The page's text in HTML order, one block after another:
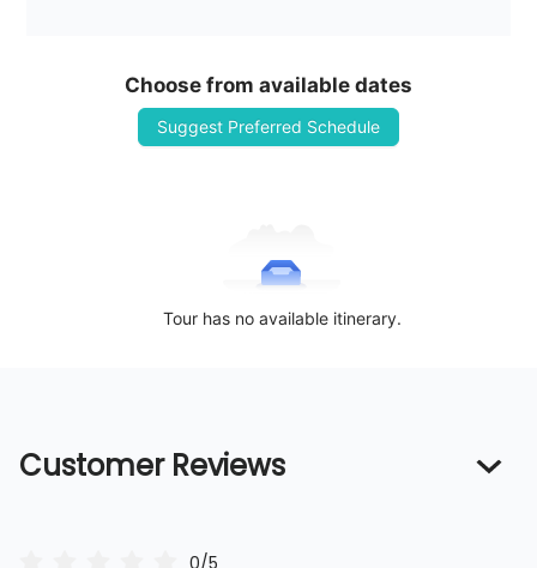
Choose from available dates
Suggest Preferred Schedule
Tour has no available itinerary.
Customer Reviews
0/5